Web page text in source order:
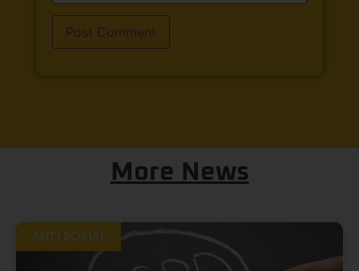
More News
ANTI SOSIAL